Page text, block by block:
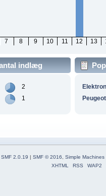
7 8 9 10 11 12 13
indlæg
2
1
SMF 2.0.19 | SMF © 2016, Simple Machines
XHTML
RSS WAP2